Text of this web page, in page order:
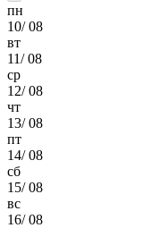
пн
10/08
вт
11/08
ср
12/08
чт
13/08
пт
14/08
сб
15/08
вс
16/08